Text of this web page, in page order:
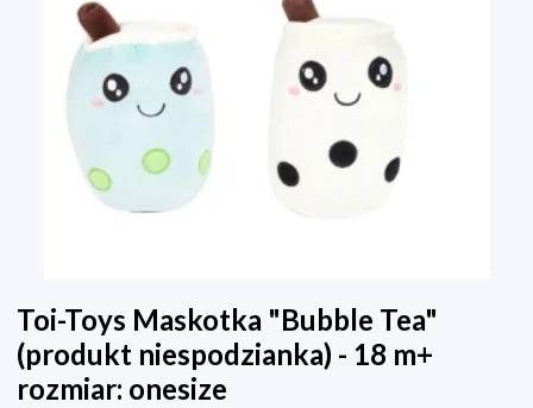
Toi-Toys Maskotka "Bubble Tea"
(produkt niespodzianka) - 18 m+
rozmiar: onesize